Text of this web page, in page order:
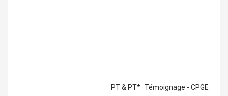
PT & PT* Témoignage - CPGE